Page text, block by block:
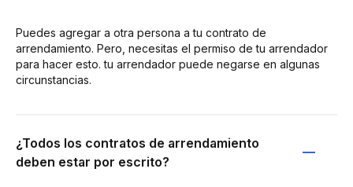
Puedes agregar a otra persona a tu contrato de
arrendamiento. Pero, necesitas el permiso de tu arrendador
para hacer esto. tu arrendador puede negarse en algunas
circunstancias.
¿Todos los contratos de arrendamiento
deben estar por escrito?